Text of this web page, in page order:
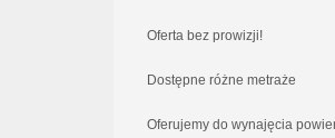
Oferta bez prowizji!
Dostępne różne metraże
Oferujemy do wynajęcia